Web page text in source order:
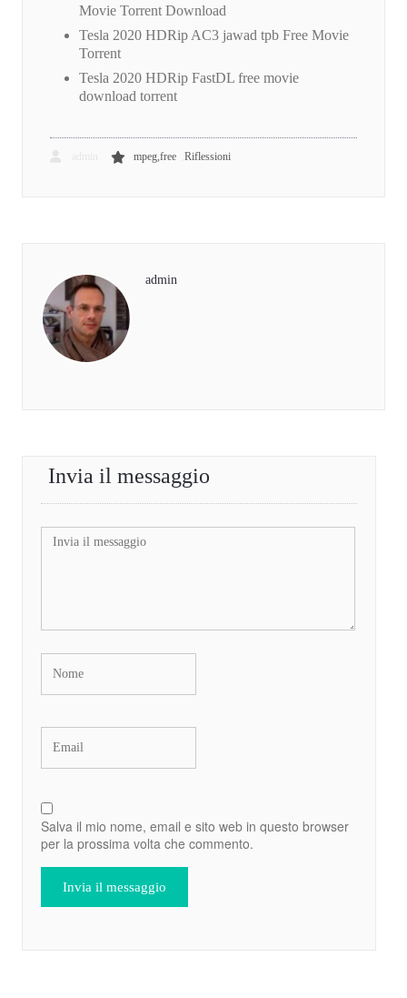
Movie Torrent Download
Tesla 2020 HDRip AC3 jawad tpb Free Movie
Torrent
Tesla 2020 HDRip FastDL free movie
download torrent
mpeg,free Riflessioni
admin
Invia il messaggio
Salva il mio nome, email e sito web in questo browser
per la prossima volta che commento.